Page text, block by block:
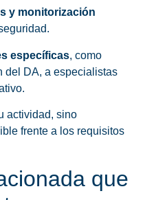
y monitorización
específicas, como
del DA, a especialistas
actividad, sino
frente a los requisitos
que